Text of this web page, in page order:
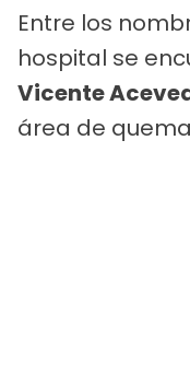
Entre los
hospital se
Vicente
área de